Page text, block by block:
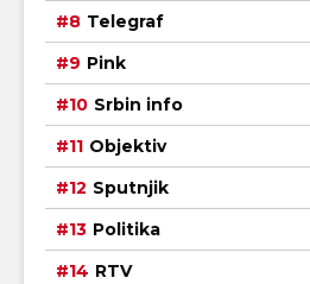
Telegraf
Pink
Srbin info
Objektiv
Sputnjik
Politika
RTV